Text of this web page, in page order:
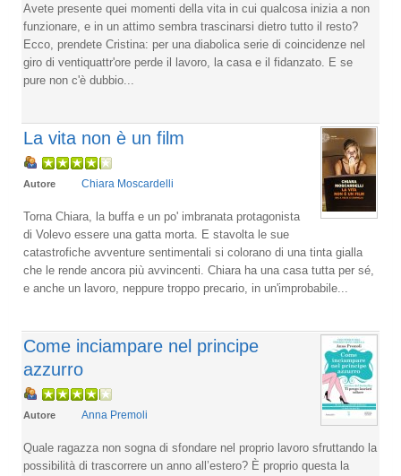
Avete presente quei momenti della vita in cui qualcosa inizia a non
funzionare, e in un attimo sembra trascinarsi dietro tutto il resto?
Ecco, prendete Cristina: per una diabolica serie di coincidenze nel
giro di ventiquattr'ore perde il lavoro, la casa e il fidanzato. E se
pure non c'è dubbio...
La vita non è un film
Autore Chiara Moscardelli
Torna Chiara, la buffa e un po' imbranata protagonista
di Volevo essere una gatta morta. E stavolta le sue
catastrofiche avventure sentimentali si colorano di una tinta gialla
che le rende ancora più avvincenti. Chiara ha una casa tutta per sé,
e anche un lavoro, neppure troppo precario, in un'improbabile...
Come inciampare nel principe
azzurro
Autore Anna Premoli
Quale ragazza non sogna di sfondare nel proprio lavoro sfruttando la
possibilità di trascorrere un anno all’estero? È proprio questa la